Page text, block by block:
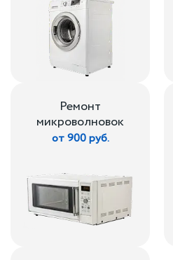
Ремонт
микроволновок
от 900 руб.